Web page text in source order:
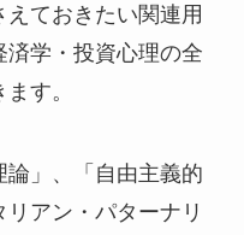
ておきたい関連用
学・投資心理の全
す。
」、「自由主義的
アン・パターナリ